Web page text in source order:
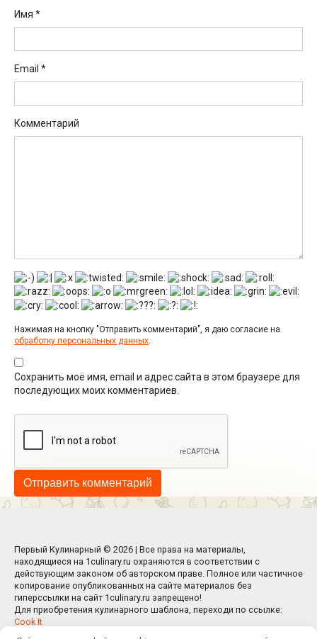
Имя *
Email *
Комментарий
Нажимая на кнопку "Отправить комментарий", я даю согласие на
обработку персональных данных.
Сохранить моё имя, email и адрес сайта в этом браузере для
последующих моих комментариев.
Первый Кулинарный © 2026 | Все права на материалы,
находящиеся на 1culinary.ru охраняются в соответствии с
действующим законом об авторском праве. Полное или частичное
копирование опубликованных на сайте материалов без
гиперссылки на сайт 1culinary.ru запрещено!
Для приобретения кулинарного шаблона, переходи по ссылке:
Cook It